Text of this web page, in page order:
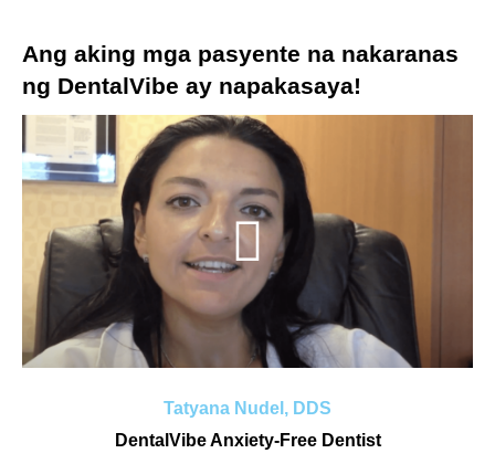
Ang aking mga pasyente na nakaranas
ng DentalVibe ay napakasaya!
Tatyana Nudel, DDS
DentalVibe Anxiety-Free Dentist